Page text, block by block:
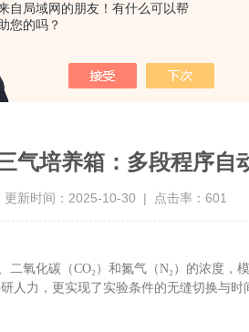
自局域网的朋友！有什么可以帮
您的吗？
阻炉/陶瓷纤维马弗炉/高温马弗炉/管式炉/气氛炉/试验箱/摇床/振荡
气培养箱：多段程序自
更新时间：2025-10-30 | 点击率：601
氧化碳（CO₂）和氮气（N₂）的浓度
力，更实现了实验条件的无缝切换与